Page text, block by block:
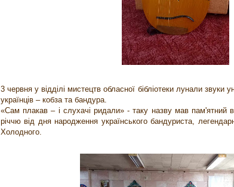
3 червня у відділі мистецтв обласної бібліотеки лунали звуки
українців – кобза та бандура.
«Сам плакав – і слухачі ридали» - таку назву мав пам'ятний
річчю від дня народження українського бандуриста,
Холодного.